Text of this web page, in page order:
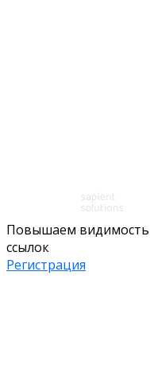
Повышаем
ссылок
Регистрация